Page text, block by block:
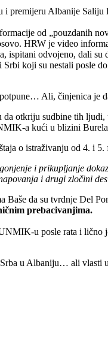
premijeru Albanije
od „pouzdanih
HRW je video
odvojeno, dali
koji su nestali posle
Ali, činjenica je
otkriju sudbine tih
a kući u blizini
o istraživanju od 4. i
i prikupljanje
i drugi zločini
da su tvrdnje Del
prebacivanjima.
u posle rata i
u Albaniju… ali vlasti